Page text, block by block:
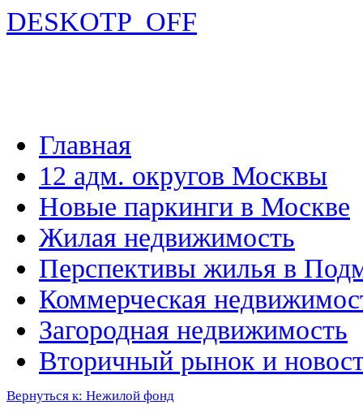
DESKOTP_OFF
Главная
12 адм. округов Москвы
Новые паркинги в Москве
Жилая недвижимость
Перспективы жилья в
Коммерческая
Загородная недвижимость
Вторичный рынок и
Вернуться к: Нежилой фонд